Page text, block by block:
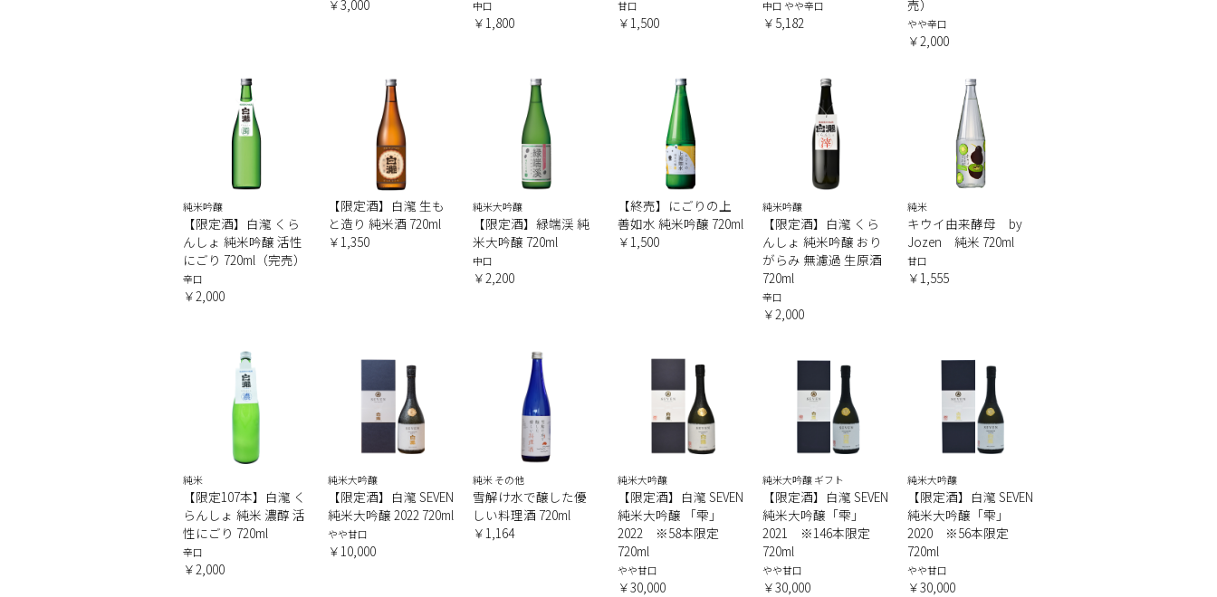
￥3,000 中口
￥1,800
甘口
￥1,500
中口 やや辛口
￥5,182
売）
やや辛口
￥2,000
純米吟醸
【限定酒】白瀧 くら
んしょ 純米吟醸 活性
にごり 720ml（完売）
辛口
￥2,000
【限定酒】白瀧 生も
と造り 純米酒 720ml
￥1,350
純米大吟醸
【限定酒】緑端渓 純
米大吟醸 720ml
中口
￥2,200
【終売】にごりの上
善如水 純米吟醸 720ml
￥1,500
純米吟醸
【限定酒】白瀧 くら
んしょ 純米吟醸 おり
がらみ 無濾過 生原酒
720ml
辛口
￥2,000
純米
キウイ由来酵母 by
Jozen 純米 720ml
甘口
￥1,555
純米
【限定107本】白瀧 く
らんしょ 純米 濃醇 活
性にごり 720ml
辛口
￥2,000
純米大吟醸
【限定酒】白瀧 SEVEN
純米大吟醸 2022 720ml
やや甘口
￥10,000
純米 その他
雪解け水で醸した優
しい料理酒 720ml
￥1,164
純米大吟醸
【限定酒】白瀧 SEVEN
純米大吟醸 「雫」
2022 ※58本限定
720ml
やや甘口
￥30,000
純米大吟醸 ギフト
【限定酒】白瀧 SEVEN
純米大吟醸「雫」
2021 ※146本限定
720ml
やや甘口
￥30,000
純米大吟醸
【限定酒】白瀧 SEVEN
純米大吟醸「雫」
2020 ※56本限定
720ml
やや甘口
￥30,000